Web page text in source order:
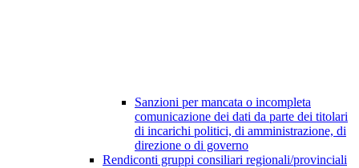
Sanzioni per mancata o incompleta
comunicazione dei dati da parte dei titolari
di incarichi politici, di amministrazione, di
direzione o di governo
Rendiconti gruppi consiliari regionali/provinciali